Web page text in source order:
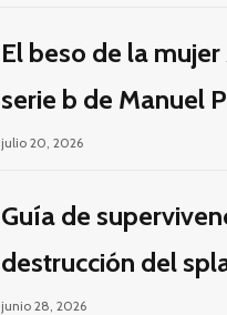
El beso de la
serie b de Manuel
Jacques Tourneur
julio 20, 2026
Guía de
destrucción del
junio 28, 2026